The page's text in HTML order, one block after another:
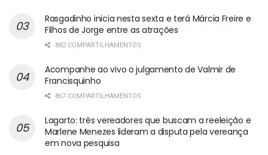
Rasgadinho inicia nesta sexta e terá Márcia Freire e
Filhos de Jorge entre as atrações
882 COMPARTILHAMENTOS
Acompanhe ao vivo o julgamento de Valmir de
Francisquinho
867 COMPARTILHAMENTOS
Lagarto: três vereadores que buscam a reeleição e
Marlene Menezes lideram a disputa pela vereança
em nova pesquisa